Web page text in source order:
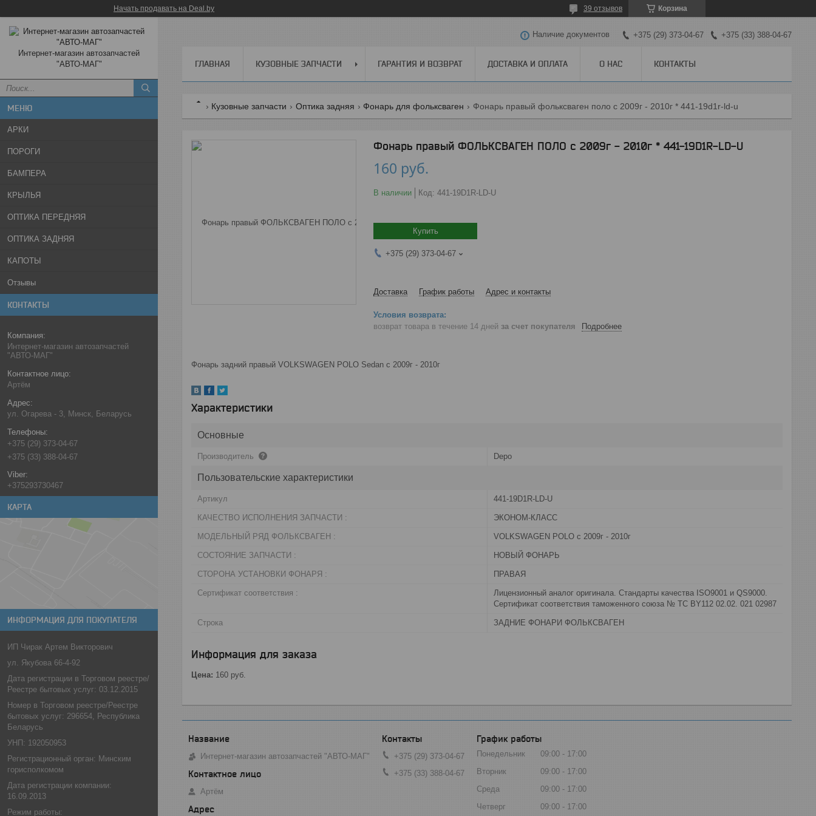
Начать продавать на Deal.by Корзина
39 отзывов
Интернет-магазин автозапчастей
"АВТО-МАГ"
АРКИ
ПОРОГИ
БАМПЕРА
КРЫЛЬЯ
ОПТИКА ПЕРЕДНЯЯ
ОПТИКА ЗАДНЯЯ
КАПОТЫ
Отзывы
КОНТАКТЫ
Интернет-магазин автозапчастей
"АВТО-МАГ"
Артём
ул. Огарева - 3, Минск, Беларусь
+375 (29) 373-04-67
+375 (33) 388-04-67
+375293730467
КАРТА
ИНФОРМАЦИЯ ДЛЯ ПОКУПАТЕЛЯ
ИП Чирак Артем Викторович
ул. Якубова 66-4-92
Дата регистрации в Торговом реестре/
Реестре бытовых услуг: 03.12.2015
Номер в Торговом реестре/Реестре
бытовых услуг: 296654, Республика
Беларусь
УНП: 192050953
Регистрационный орган: Минским
горисполкомом
Дата регистрации компании:
16.09.2013
Режим работы:
Наличие документов +375 (29) 373-04-67 +375 (33) 388-04-67
ГЛАВНАЯ КУЗОВНЫЕ ЗАПЧАСТИ ГАРАНТИЯ И ВОЗВРАТ ДОСТАВКА И ОПЛАТА О НАС КОНТАКТЫ
Кузовные запчасти Оптика задняя Фонарь для фольксваген Фонарь правый фольксваген поло с 2009г - 2010г * 441-19d1r-ld-u
Фонарь правый ФОЛЬКСВАГЕН ПОЛО с 2009г - 2010г * 441-19D1R-LD-U
160 руб.
В наличии Код: 441-19D1R-LD-U
Купить
+375 (29) 373-04-67
Доставка График работы Адрес и контакты
возврат товара в течение 14 дней за счет покупателя Подробнее
Фонарь задний правый VOLKSWAGEN POLO Sedan с 2009г - 2010г
Характеристики
Основные
Производитель Depo
Пользовательские характеристики
Артикул 441-19D1R-LD-U
КАЧЕСТВО ИСПОЛНЕНИЯ ЗАПЧАСТИ : ЭКОНОМ-КЛАСС
МОДЕЛЬНЫЙ РЯД ФОЛЬКСВАГЕН : VOLKSWAGEN POLO с 2009г - 2010г
СОСТОЯНИЕ ЗАПЧАСТИ : НОВЫЙ ФОНАРЬ
СТОРОНА УСТАНОВКИ ФОНАРЯ : ПРАВАЯ
Сертификат соответствия :
Лицензионный аналог оригинала. Стандарты качества ISO9001 и QS9000.
Сертификат соответствия таможенного союза № ТС BY112 02.02. 021 02987
Строка ЗАДНИЕ ФОНАРИ ФОЛЬКСВАГЕН
Информация для заказа
Цена: 160 руб.
Интернет-магазин автозапчастей "АВТО-МАГ"
Артём
+375 (29) 373-04-67
+375 (33) 388-04-67
График работы
Понедельник 09:00
17:00
Вторник
09:00
17:00
Среда
09:00
17:00
Четверг
09:00 17:00